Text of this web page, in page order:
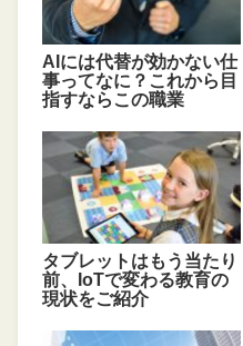
AIには代替が効かない仕
事ってなに？これから目
指すならこの職業
タブレットはもう当たり
前、IoTで変わる教育の
現状をご紹介